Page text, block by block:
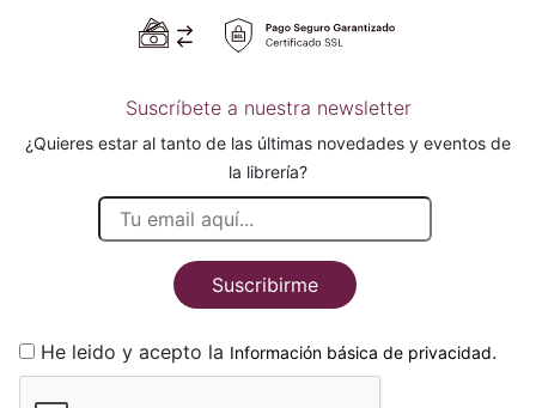
Suscríbete a nuestra newsletter
¿Quieres estar al tanto de las últimas novedades y eventos de
la librería?
Suscribirme
He leido y acepto la Información básica de privacidad.